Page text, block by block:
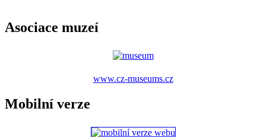
Asociace muzeí
www.cz-museums.cz
Mobilní verze